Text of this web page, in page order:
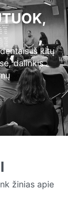
iš kitų
dalinkis
žinias apie